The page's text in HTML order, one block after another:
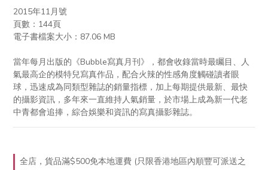
2015年11月號
頁數：144頁
電子書檔案大小：︁87.06 MB
當年每月出版的《Bubble寫真月刊》，都會收錄當時最矚目、人
氣最高企的模特兒寫真作品，配合火辣的性感角度觸碰讀者眼
球，迅速成為同類型雜誌的銷量指標，加上每期提供最新、最快
的攝影資訊，多年來一直維持人氣銷量，於市場上成為新一代老
中青都會追捧，綜合娛樂和資訊的寫真攝影雜誌。
全店，貨品滿$500免本地運費 (只限香港地區內順豐可派送之